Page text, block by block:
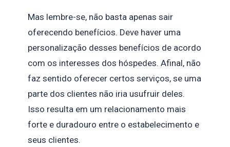
Mas lembre-se, não basta apenas sair
oferecendo benefícios. Deve haver uma
personalização desses benefícios de acordo
com os interesses dos hóspedes. Afinal, não
faz sentido oferecer certos serviços, se uma
parte dos clientes não iria usufruir deles.
Isso resulta em um relacionamento mais
forte e duradouro entre o estabelecimento e
seus clientes.